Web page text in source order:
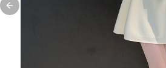
Previous slide